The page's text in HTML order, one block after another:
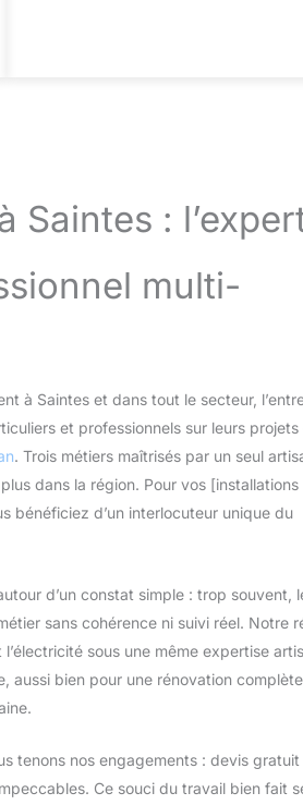
Saintes :
multi-
à Saintes et dans tout le secteur,
et professionnels sur leurs projets
. Trois métiers maîtrisés par un seul
dans la région. Pour vos [installations
bénéficiez d’un interlocuteur unique du
d’un constat simple : trop souvent,
sans cohérence ni suivi réel. Notre
sous une même expertise
aussi bien pour une rénovation
tenons nos engagements : devis gratuit
Ce souci du travail bien fait